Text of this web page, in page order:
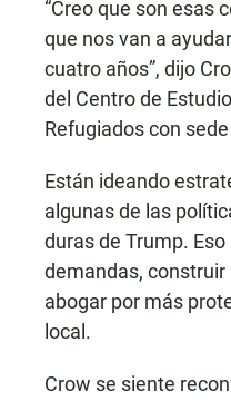
“Creo que son esas
que nos van a
cuatro años”, dijo
del Centro de
Refugiados con
Están ideando
algunas de las
duras de Trump.
demandas,
abogar por más
local.
Crow se siente